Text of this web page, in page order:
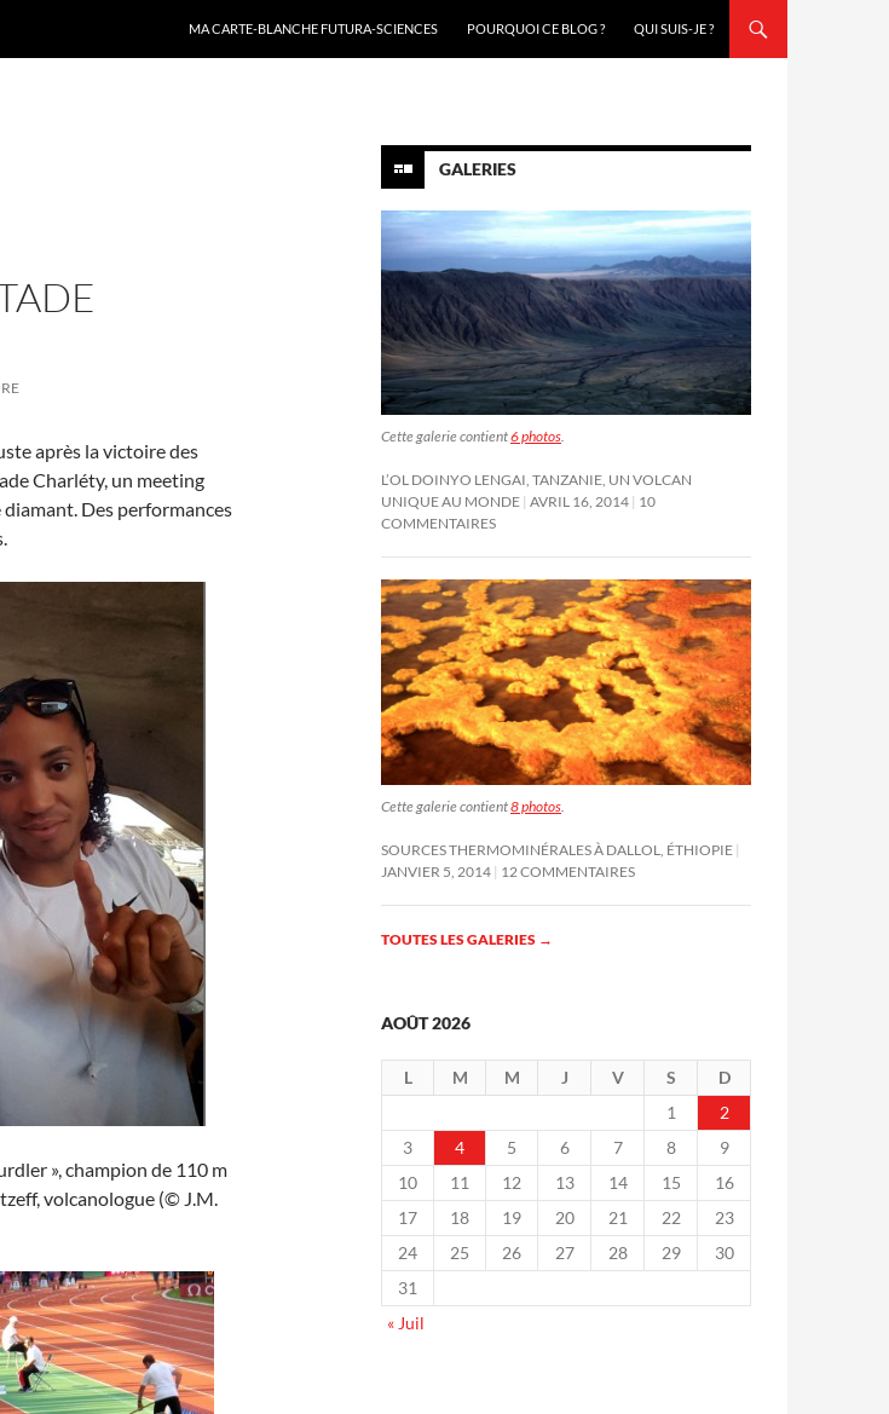
MA CARTE-BLANCHE FUTURA-SCIENCES
POURQUOI CE BLOG ? QUI SUIS-JE ?
après la victoire des
Charléty, un meeting
diamant. Des performances
», champion de 110 m
volcanologue (© J.M.
GALERIES
Cette galerie contient6 photos.
L’OL DOINYO LENGAI, TANZANIE, UN VOLCAN
UNIQUE AU MONDE AVRIL 16, 2014 10
COMMENTAIRES
Cette galerie contient8 photos
SOURCES THERMOMINÉRALES À DALLOL, ÉTHIOPIE
JANVIER 5, 2014 12 COMMENTAIRES
TOUTES LES GALERIES →
AOÛT 2026
L M M J V S
D
1
2
3
4 5 6 7 8
9
10
11 12 13 14 15
16
17
18 19 20 21 22
23
24
25 26 27 28 29
30
31
« Juil